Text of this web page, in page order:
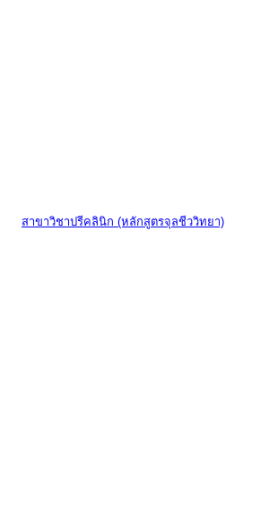
สาขาวิชาปรีคลินิก (หลักสูตรจุลชีววิทยา)